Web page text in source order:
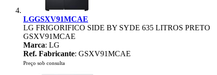
LGGSXV91MCAE
LG FRIGORIFICO SIDE BY SYDE 635 LITROS PRETO
GSXV91MCAE
Marca: LG
Ref. Fabricante: GSXV91MCAE
Preço sob consulta